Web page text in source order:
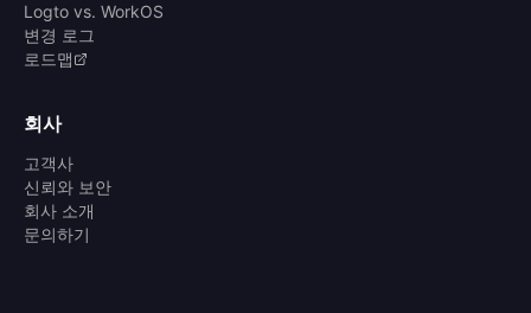
Logto vs. WorkOS
변경 로그
로드맵
회사
고객사
신뢰와 보안
회사 소개
문의하기